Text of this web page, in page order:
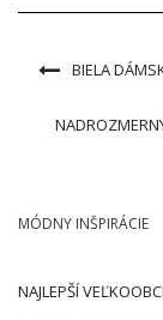
BIELA
MÓDNY INŠPIRÁCIE
NAJLEPŠÍ